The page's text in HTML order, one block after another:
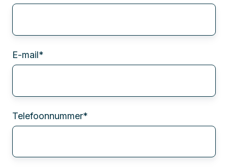
E-mail*
Telefoonnummer*